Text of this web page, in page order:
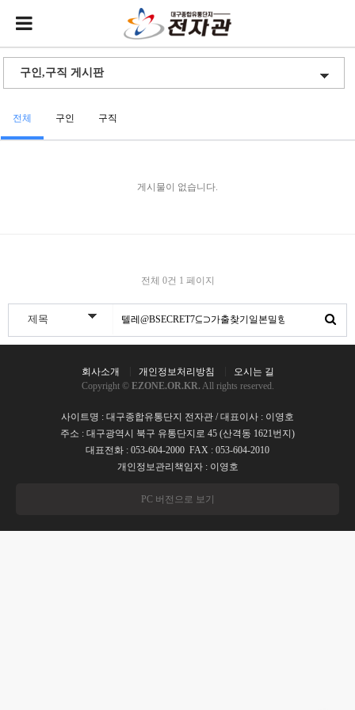
전체 구인 구직
게시물이 없습니다.
전체 0건 1 페이지
회사소개 개인정보처리방침
오시는 길
Copyright © EZONE.OR.KR. All rights reserved.
사이트명 : 대구종합유통단지 전자관 / 대표이사 : 이영호
주소 : 대구광역시 북구 유통단지로 45 (산격동 1621번지)
대표전화 : 053-604-2000 FAX : 053-604-2010
개인정보관리책임자 : 이영호
PC 버전으로 보기